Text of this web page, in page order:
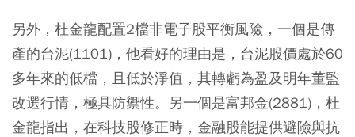
另外，杜金龍配置2檔非電子股平衡風險，一個是傳
產的台泥(1101)，他看好的理由是，台泥股價處於60
多年來的低檔，且低於淨值，其轉虧為盈及明年董監
改選行情，極具防禦性。另一個是富邦金(2881)，杜
金龍指出，在科技股修正時，金融股能提供避險與抗